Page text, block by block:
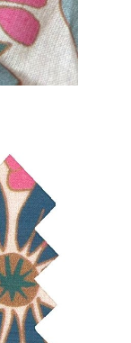
camel